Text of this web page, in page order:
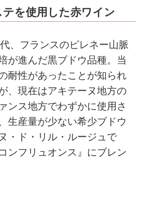
を使用した赤ワイン
、フランスのピレネー山脈
が進んだ黒ブドウ品種。当
耐性があったことが知られ
、現在はアキテーヌ地方の
ンス地方でわずかに使用さ
生産量が少ない希少ブドウ
・ド・リル・ルージュで
ンフリュオンス』にブレン